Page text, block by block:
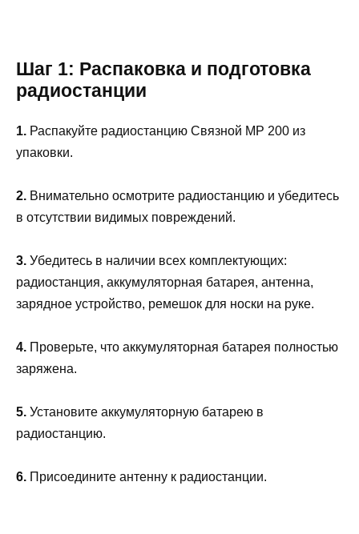
Шаг 1: Распаковка и подготовка
радиостанции
1. Распакуйте радиостанцию Связной МР 200 из
упаковки.
2. Внимательно осмотрите радиостанцию и убедитесь
в отсутствии видимых повреждений.
3. Убедитесь в наличии всех комплектующих:
радиостанция, аккумуляторная батарея, антенна,
зарядное устройство, ремешок для носки на руке.
4. Проверьте, что аккумуляторная батарея полностью
заряжена.
5. Установите аккумуляторную батарею в
радиостанцию.
6. Присоедините антенну к радиостанции.